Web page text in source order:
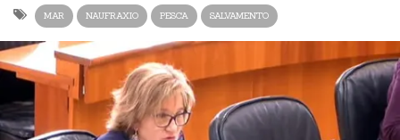
MAR NAUFRAXIO PESCA SALVAMENTO